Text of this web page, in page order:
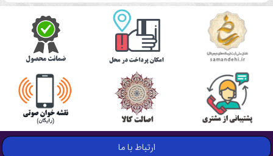
ارتباط با ما